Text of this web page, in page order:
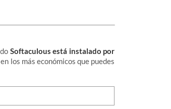
Softaculous está instalado por
los más económicos que puedes